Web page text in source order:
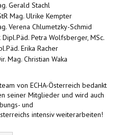
Gerald Stachl
Mag. Ulrike Kempter
Verena Chlumetzky-Schmid
Dipl.Päd. Petra Wolfsberger, MSc.
Erika Racher
Mag. Christian Waka
von ECHA-Österreich bedankt
seiner Mitglieder und wird auch
und
intensiv weiterarbeiten!